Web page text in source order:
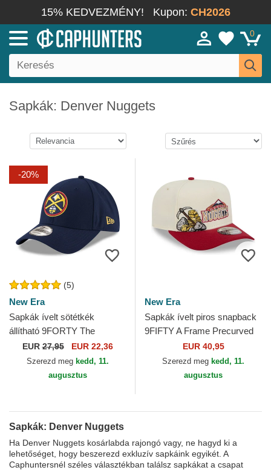
15% KEDVEZMÉNY! Kupon: CH2026
0
Sapkák: Denver Nuggets
-20%
(5)
New Era
Sapkák ívelt sötétkék
állítható 9FORTY The
League Denver Nuggets NBA
New Era
EUR27,95 EUR 22,36
Szerezd meg kedd, 11.
augusztus
New Era
Sapkák ívelt piros snapback
9FIFTY A Frame Precurved
Hardwood Classics Denver
Nuggets NBA New Era
EUR 40,95
Szerezd meg kedd, 11.
augusztus
Sapkák: Denver Nuggets
Ha Denver Nuggets kosárlabda rajongó vagy, ne hagyd ki a
lehetőséget, hogy beszerezd exkluzív sapkáink egyikét. A
Caphuntersnél széles választékban találsz sapkákat a csapat